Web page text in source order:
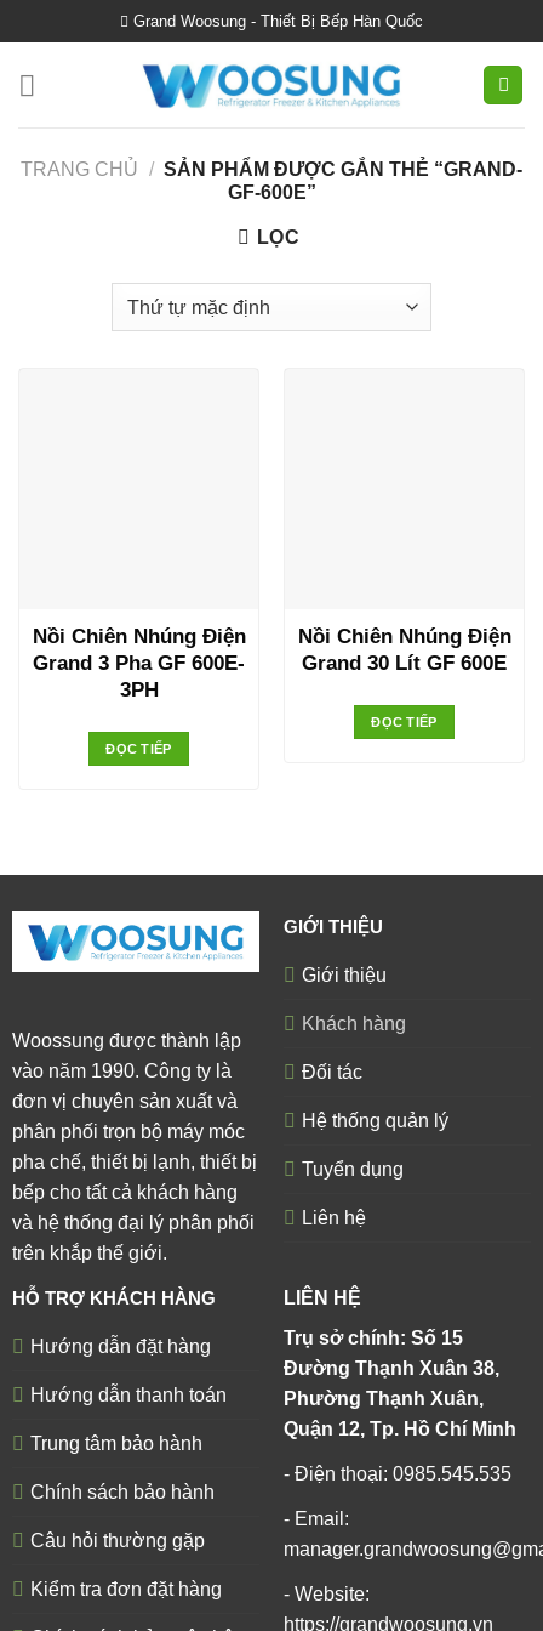
to
content
Grand Woosung - Thiết Bị Bếp Hàn Quốc
TRANG CHỦ / SẢN PHẨM ĐƯỢC GẮN THẺ “GRAND-
GF-600E”
LỌC
Nồi Chiên Nhúng Điện
Grand 3 Pha GF 600E-
3PH
ĐỌC TIẾP
Nồi Chiên Nhúng Điện
Grand 30 Lít GF 600E
ĐỌC TIẾP
Woossung được thành lập
vào năm 1990. Công ty là
đơn vị chuyên sản xuất và
phân phối trọn bộ máy móc
pha chế, thiết bị lạnh, thiết bị
bếp cho tất cả khách hàng
và hệ thống đại lý phân phối
trên khắp thế giới.
GIỚI THIỆU
Giới thiệu
Khách hàng
Đối tác
Hệ thống quản lý
Tuyển dụng
Liên hệ
HỖ TRỢ KHÁCH HÀNG
Hướng dẫn đặt hàng
Hướng dẫn thanh toán
Trung tâm bảo hành
Chính sách bảo hành
Câu hỏi thường gặp
Kiểm tra đơn đặt hàng
LIÊN HỆ
Trụ sở chính: Số 15
Đường Thạnh Xuân 38,
Phường Thạnh Xuân,
Quận 12, Tp. Hồ Chí Minh
- Điện thoại: 0985.545.535
- Email:
- Website:
https://grandwoosung.vn